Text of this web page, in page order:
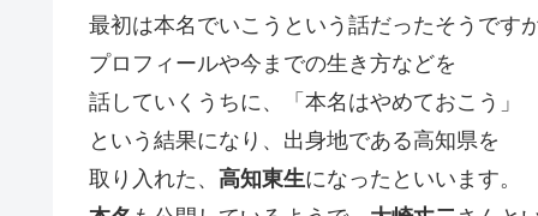
最初は本名でいこうという話だったそうです
プロフィールや今までの生き方などを
話していくうちに、「本名はやめておこう」
という結果になり、出身地である高知県を
取り入れた、 高知東生になったといいます。